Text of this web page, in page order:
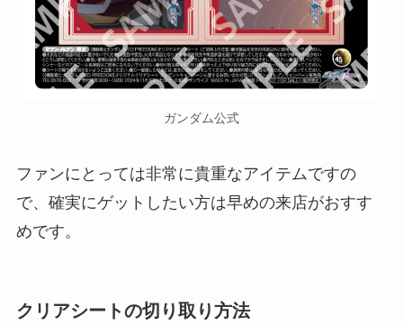
ガンダム公式
ファンにとっては非常に貴重なアイテムですの
で、確実にゲットしたい方は早めの来店がおすす
めです。
クリアシートの切り取り方法